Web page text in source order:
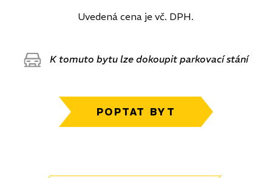
Uvedená cena je vč. DPH.
K tomuto bytu lze dokoupit parkovací stání
POPTAT BYT